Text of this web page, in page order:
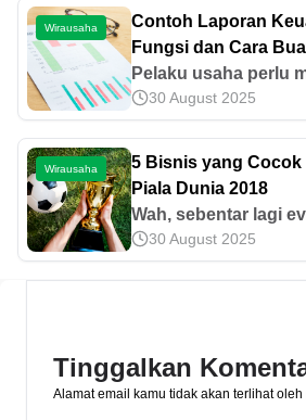
informasi terkait
lainnya di artikel ini!
Wirausaha
Contoh Laporan
Fungsi dan Cara
Pelaku usaha perlu
keuangan sederhana
Yuk, cari tahu
dan contohnya di
30 August 2025
Wirausaha
5 Bisnis yang
Piala Dunia 2018
Wah, sebentar lagi
akan berlangsung!
diselenggarakan di
sepakbola pun mulai
Indonesia. Event
30 August 2025
Tinggalkan
Alamat email kamu tidak akan terlihat